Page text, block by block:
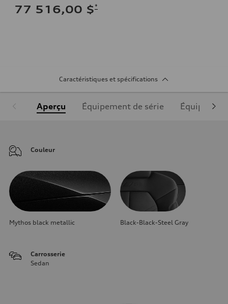
77 516,00 $*
Caractéristiques et spécifications
Aperçu Équipement de série
Couleur
Mythos black metallic Black-Black-Steel Gray
Carrosserie
Sedan